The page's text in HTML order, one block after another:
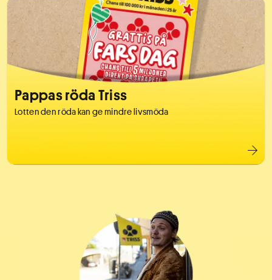
Pappas röda Triss
Lotten den röda kan ge mindre livsmöda